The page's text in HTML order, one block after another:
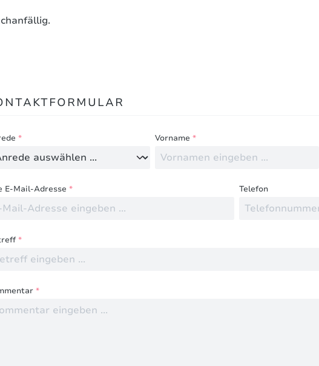
Bewertungen gefunden. Teilen Sie Ihre Erfahrungen mit anderen.
* Vorname*
E-Mail-Adresse * Telefon
*
*